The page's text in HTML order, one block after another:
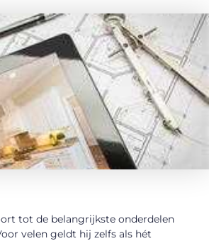
tot de belangrijkste onderdelen
velen geldt hij zelfs als hét